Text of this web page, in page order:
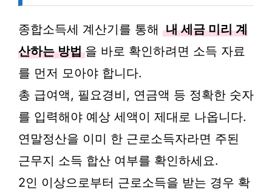
종합소득세 계산기를 통해 내 세금 미리 계
산하는 방법 을 바로 확인하려면 소득 자료
를 먼저 모아야 합니다.
총 급여액, 필요경비, 연금액 등 정확한 숫자
를 입력해야 예상 세액이 제대로 나옵니다.
연말정산을 이미 한 근로소득자라면 주된
근무지 소득 합산 여부를 확인하세요.
2인 이상으로부터 근로소득을 받는 경우 확